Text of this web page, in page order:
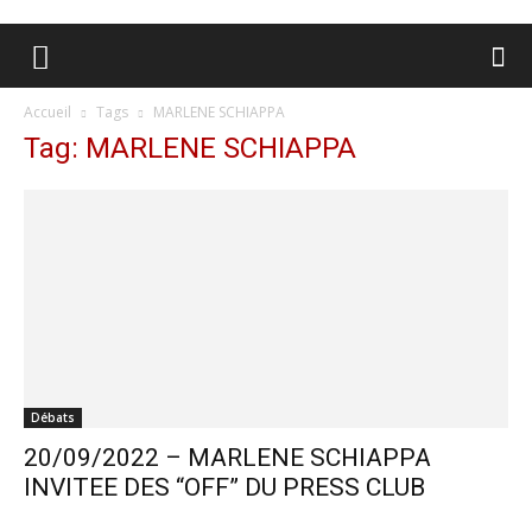
Accueil Tags MARLENE SCHIAPPA
Tag: MARLENE SCHIAPPA
Débats
20/09/2022 – MARLENE SCHIAPPA
INVITEE DES “OFF” DU PRESS CLUB